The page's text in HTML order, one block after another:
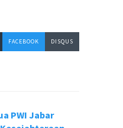
FACEBOOK DISQUS
PWI Jabar